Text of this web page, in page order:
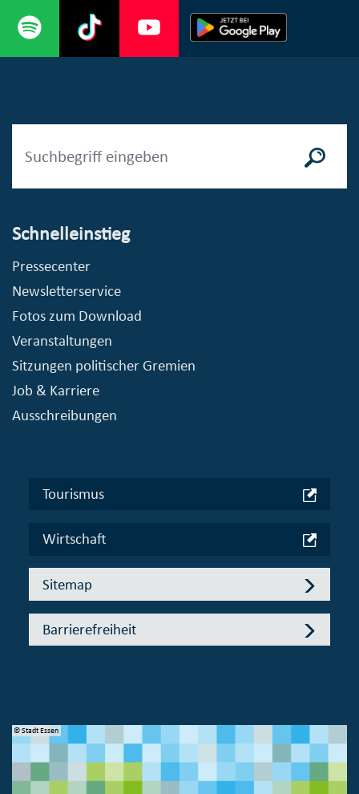
Schnelleinstieg
Pressecenter
Newsletterservice
Fotos zum Download
Veranstaltungen
Sitzungen politischer Gremien
Job & Karriere
Ausschreibungen
Tourismus
Wirtschaft
Sitemap
Barrierefreiheit
© Stadt Essen